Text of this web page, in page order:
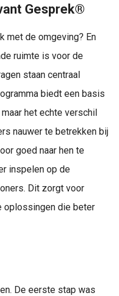
Gesprek®
met de omgeving? En
ruimte is voor de
staan centraal
biedt een basis
het echte verschil
nauwer te betrekken bij
goed naar hen te
inspelen op de
Dit zorgt voor
oplossingen die beter
De eerste stap was